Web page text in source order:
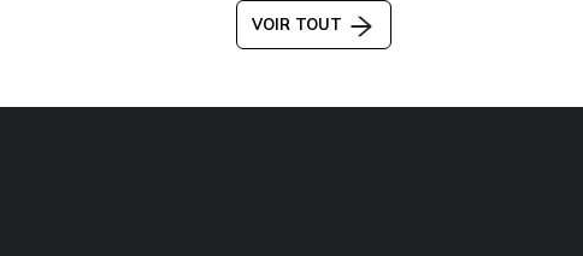
VOIR TOUT